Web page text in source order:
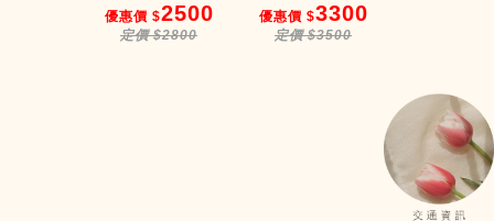
優惠價 $2500
定價 $2800
優惠價 $3300
定價 $3500